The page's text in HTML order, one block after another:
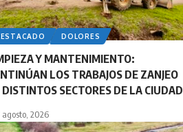
DOLORES
Y MANTENIMIENTO:
LOS TRABAJOS DE ZANJEO
DISTINTOS SECTORES DE LA CIUDAD
agosto, 2026